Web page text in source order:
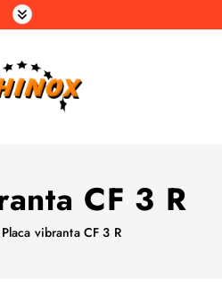
CF 3 R
Placa vibranta CF 3 R